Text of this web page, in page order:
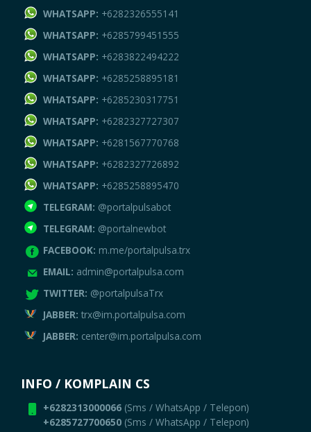
WHATSAPP: +6282326555141
WHATSAPP: +6285799451555
WHATSAPP: +6283822494222
WHATSAPP: +6285258895181
WHATSAPP: +6285230317751
WHATSAPP: +6282327727307
WHATSAPP: +6281567770768
WHATSAPP: +6282327726892
WHATSAPP: +6285258895470
TELEGRAM: @portalpulsabot
TELEGRAM: @portalnewbot
FACEBOOK: m.me/portalpulsa.trx
EMAIL: admin@portalpulsa.com
TWITTER: @portalpulsaTrx
JABBER:trx@im.portalpulsa.com
JABBER: center@im.portalpulsa.com
INFO / KOMPLAIN CS
+6282313000066 (Sms / WhatsApp / Telepon)
+6285727700650 (Sms / WhatsApp / Telepon)